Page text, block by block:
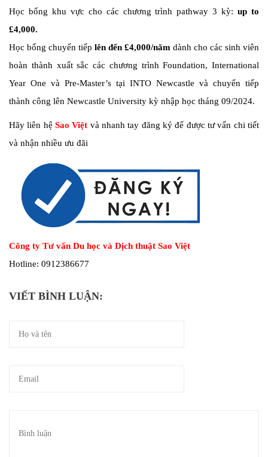
Học bổng khu vực cho các chương trình pathway 3 kỳ:up to
£4,000.
Học bổng chuyển tiếp lên đến £4,000/năm dành cho các sinh viên
hoàn thành xuất sắc các chương trình Foundation, International
Year One và Pre-Master’s tại INTO Newcastle và chuyển tiếp
thành công lên Newcastle University kỳ nhập học tháng 09/2024.
Hãy liên hệ Sao Việt và nhanh tay đăng ký để được tư vấn chi tiết
và nhận nhiều ưu đãi
Công ty Tư vấn Du học và Dịch thuật Sao Việt
Hotline: 0912386677
VIẾT BÌNH LUẬN: